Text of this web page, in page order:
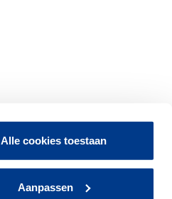
Alle cookies toestaan
Aanpassen